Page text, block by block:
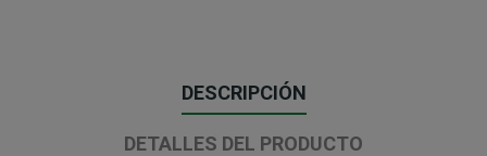
DESCRIPCIÓN
DETALLES DEL PRODUCTO